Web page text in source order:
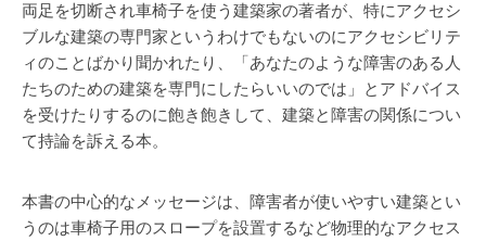
両足を切断され車椅子を使う建築家の著者が、特にアクセシ
ブルな建築の専門家というわけでもないのにアクセシビリテ
ィのことばかり聞かれたり、「あなたのような障害のある人
たちのための建築を専門にしたらいいのでは」とアドバイス
を受けたりするのに飽き飽きして、建築と障害の関係につい
て持論を訴える本。
本書の中心的なメッセージは、障害者が使いやすい建築とい
うのは車椅子用のスロープを設置するなど物理的なアクセス